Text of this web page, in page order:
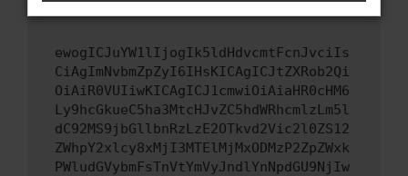
ewogICJuYW1lIjogIk5ldHdvcmtFcnJvciIs
CiAgImNvbmZpZyI6IHsKICAgICJtZXRob2Qi
OiAiR0VUIiwKICAgICJ1cmwiOiAiaHR0cHM6
Ly9hcGkueC5ha3MtcHJvZC5hdWRhcmlzLm5l
dC92MS9jbGllbnRzLzE2OTkvd2Vic2l0ZS12
ZWhpY2xlcy8xMjI3MTElMjMxODMzP2ZpZWxk
PWludGVybmFsTnVtYmVyJndlYnNpdGU9NjIw